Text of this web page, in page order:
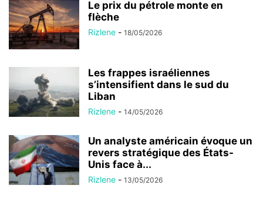
Le prix du pétrole monte en
flèche
Rizlene - 18/05/2026
Les frappes israéliennes
s’intensifient dans le sud du
Liban
Rizlene - 14/05/2026
Un analyste américain évoque un
revers stratégique des États-
Unis face à...
Rizlene - 13/05/2026